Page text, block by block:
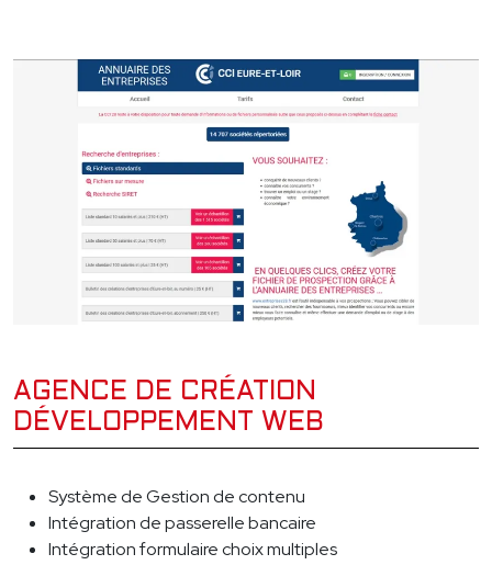
AGENCE DE CRÉATION
DÉVELOPPEMENT WEB
Système de Gestion de contenu
Intégration de passerelle bancaire
Intégration formulaire choix multiples